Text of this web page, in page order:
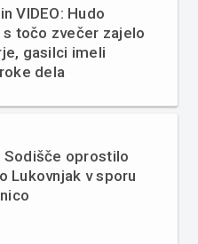
VIDEO: Hudo
s točo zvečer zajelo
gasilci imeli
dela
Sodišče oprostilo
Lukovnjak v sporu